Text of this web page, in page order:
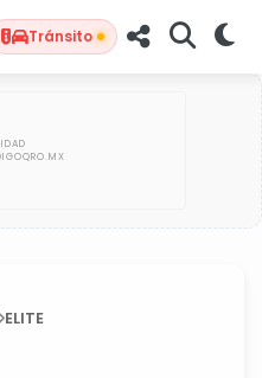
Tránsito
ELITE